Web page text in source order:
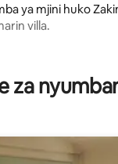
wa 5 kati ya 5,
ya mjini huko
villa.
za